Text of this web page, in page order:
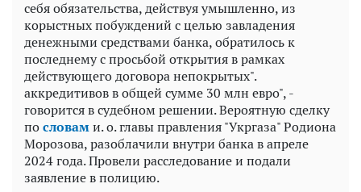
себя обязательства, действуя умышленно, из
корыстных побуждений с целью завладения
денежными средствами банка, обратилось к
последнему с просьбой открытия в рамках
действующего договора непокрытых".
аккредитивов в общей сумме 30 млн евро", -
говорится в судебном решении. Вероятную сделку
пословами. о. главы правления "Укргаза" Родиона
Морозова, разоблачили внутри банка в апреле
2024 года. Провели расследование и подали
заявление в полицию.